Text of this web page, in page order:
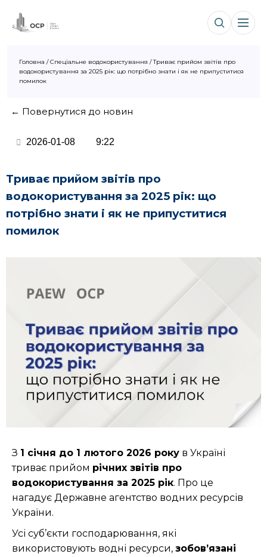
Головна /Спеціальне водокористування /Триває прийом звітів про
водокористування за 2025 рік: що потрібно знати і як не припуститися
помилок
← Повернутися до новин
2026-01-08 9:22
Триває прийом звітів про
водокористування за 2025 рік: що
потрібно знати і як не припуститися
помилок
З 1 січня до 1 лютого 2026 року в Україні
триває прийом річних звітів про
водокористування за 2025 рік. Про це
нагадує Державне агентство водних ресурсів
України.
Усі суб’єкти господарювання, які
використовують водні ресурси, зобов’язані